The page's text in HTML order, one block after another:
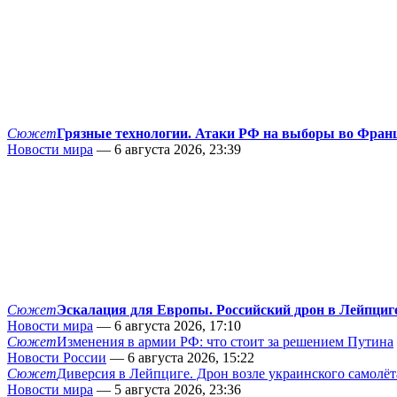
СюжетГрязные технологии. Атаки РФ на выборы во
Новости мира — 6 августа 2026, 23:39
СюжетЭскалация для Европы. Российский дрон в
Новости мира — 6 августа 2026, 17:10
СюжетИзменения в армии РФ: что стоит за решением Путина
Новости России — 6 августа 2026, 15:22
СюжетДиверсия в Лейпциге. Дрон возле украинского
Новости мира — 5 августа 2026, 23:36